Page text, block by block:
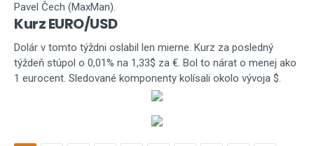
Pavel Čech (MaxMan).
Kurz EURO/USD
Dolár v tomto týždni oslabil len mierne. Kurz za posledný
týždeň stúpol o 0,01% na 1,33$ za €. Bol to nárat o menej ako
1 eurocent. Sledované komponenty kolísali okolo vývoja $.